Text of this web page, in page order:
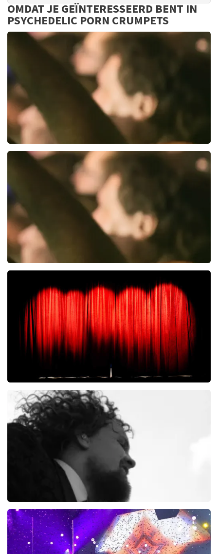
OMDAT JE GEÏNTERESSEERD BENT IN
PSYCHEDELIC PORN CRUMPETS
J Cole
4reviews
0reviews
BEKIJKEN
Piet Piraat
reviews
BEKIJKEN
Di-rect
289+reviews
BEKIJKEN